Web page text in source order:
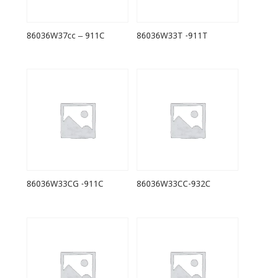
86036W37cc – 911C 86036W33T -911T
86036W33CG -911C 86036W33CC-932C